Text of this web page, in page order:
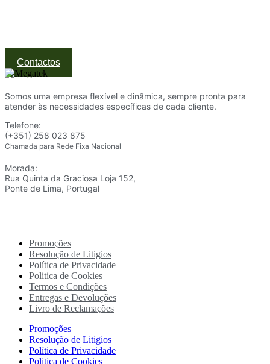
Contactos
Somos uma empresa flexível e dinâmica, sempre pronta para
atender às necessidades específicas de cada cliente.
Telefone:
(+351) 258 023 875
Chamada para Rede Fixa Nacional
Morada:
Rua Quinta da Graciosa Loja 152,
Ponte de Lima, Portugal
Promoções
Resolução de Litigios
Política de Privacidade
Politica de Cookies
Termos e Condições
Entregas e Devoluções
Livro de Reclamações
Promoções
Resolução de Litigios
Política de Privacidade
Politica de Cookies